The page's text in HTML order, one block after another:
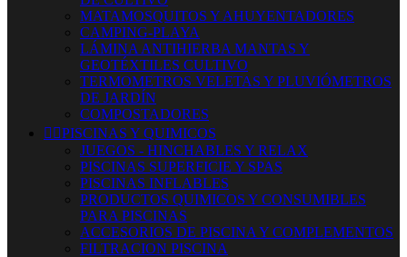
MATAMOSQUITOS Y AHUYENTADORES
CAMPING-PLAYA
LÁMINA ANTIHIERBA MANTAS Y
GEOTÉXTILES CULTIVO
TERMOMETROS VELETAS Y PLUVIÓMETROS
DE JARDÍN
COMPOSTADORES
 PISCINAS Y QUIMICOS
JUEGOS - HINCHABLES Y RELAX
PISCINAS SUPERFICIE Y SPAS
PISCINAS INFLABLES
PRODUCTOS QUIMICOS Y CONSUMIBLES
PARA PISCINAS
ACCESORIOS DE PISCINA Y COMPLEMENTOS
FILTRACION PISCINA